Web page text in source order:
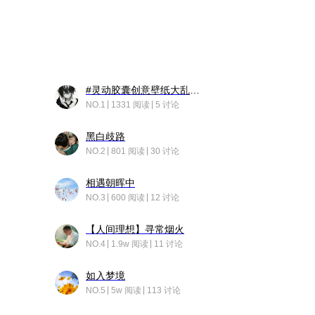
NO.1 1331 阅读 5 讨论
黑白歧路
NO.2 801 阅读 30 讨论
相遇朝晖中
NO.3 600 阅读 12 讨论
【人间理想】寻常烟火
NO.4 1.9w 阅读 11 讨论
如入梦境
NO.5 5w 阅读 113 讨论